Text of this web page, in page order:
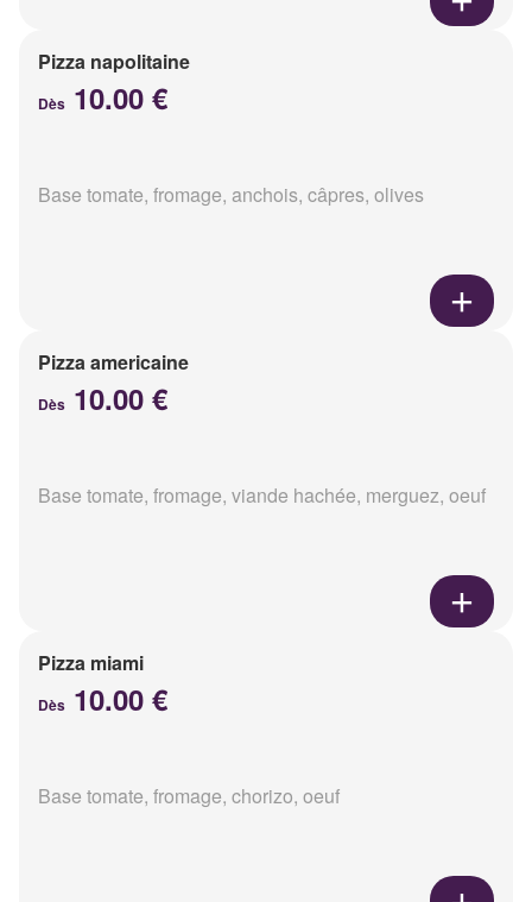
Pizza napolitaine
Dès 10.00 €
Base tomate, fromage, anchois, câpres, olives
Pizza americaine
Dès 10.00 €
Base tomate, fromage, viande hachée, merguez, oeuf
Pizza miami
Dès 10.00 €
Base tomate, fromage, chorizo, oeuf